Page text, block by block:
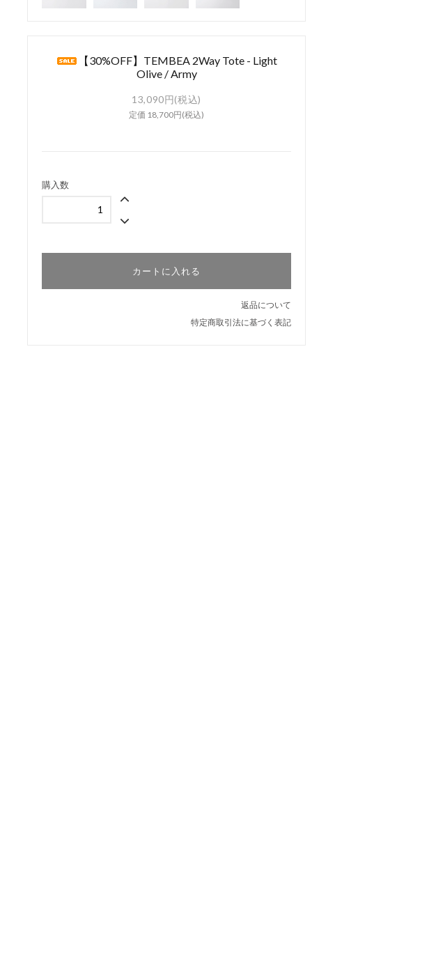
【30%OFF】TEMBEA 2Way Tote - Light
Olive / Army
13,090円(税込)
定価 18,700円(税込)
購入数
カートに入れる
返品について
特定商取引法に基づく表記